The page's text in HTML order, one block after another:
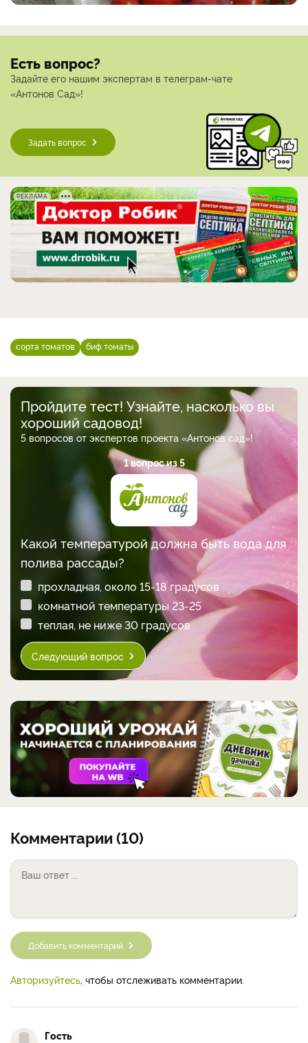
Есть вопрос?
Задайте его нашим экспертам в телеграм-чате
«Антонов Сад»!
Задать вопрос
РЕКЛАМА
сорта томатов биф томаты
Пройдите тест! Узнайте, насколько вы
хороший садовод!
5 вопросов от экспертов проекта «Антонов сад»!
1 вопрос из 5
Какой температурой должна быть вода для
полива рассады?
прохладная, около 15-18 градусов
комнатной температуры 23-25
теплая, не ниже 30 градусов
Следующий вопрос
Комментарии (10)
Добавить комментарий
Авторизуйтесь , чтобы отслеживать комментарии.
Гость